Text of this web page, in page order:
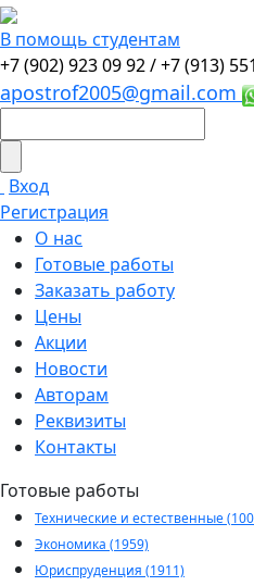
В помощь студентам
+7 (902) 923 09 92 /+7 (913)
apostrof2005@gmail.com
Вход
Регистрация
О нас
Готовые работы
Заказать работу
Цены
Акции
Новости
Авторам
Реквизиты
Контакты
Готовые работы
Технические и естественные
Экономика (1959)
Юриспруденция (1911)